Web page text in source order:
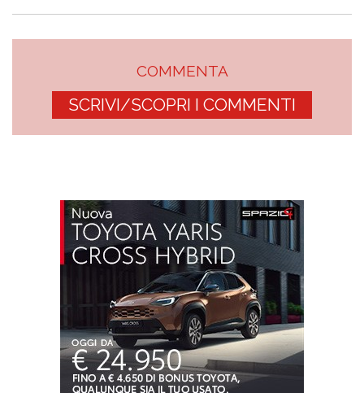
COMMENTA
SCRIVI/SCOPRI I COMMENTI